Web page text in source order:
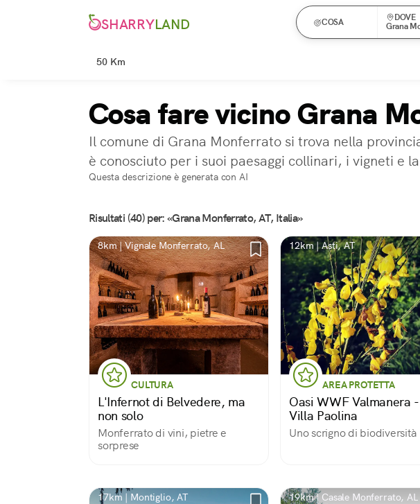
SHARRYLAND COSA
DOVE
Grana
50 Km
Cosa fare vicino Grana
Il comune di Grana Monferrato si trova nella
è conosciuto per i suoi paesaggi collinari, i vigneti e
Questa descrizione è generata con AI
Risultati (40) per: «Grana Monferrato, AT, Italia»
8km | Vignale Monferrato, AL
CULTURA
L'Infernot di Belvedere, ma
non solo
Monferrato di vini, pietre e
sorprese
12km | Asti, AT
AREA PROTETTA
Oasi WWF Valmanera
Villa Paolina
Uno scrigno di biodiversità
17km | Montiglio, AT 19km | Casale Monferrato, AL